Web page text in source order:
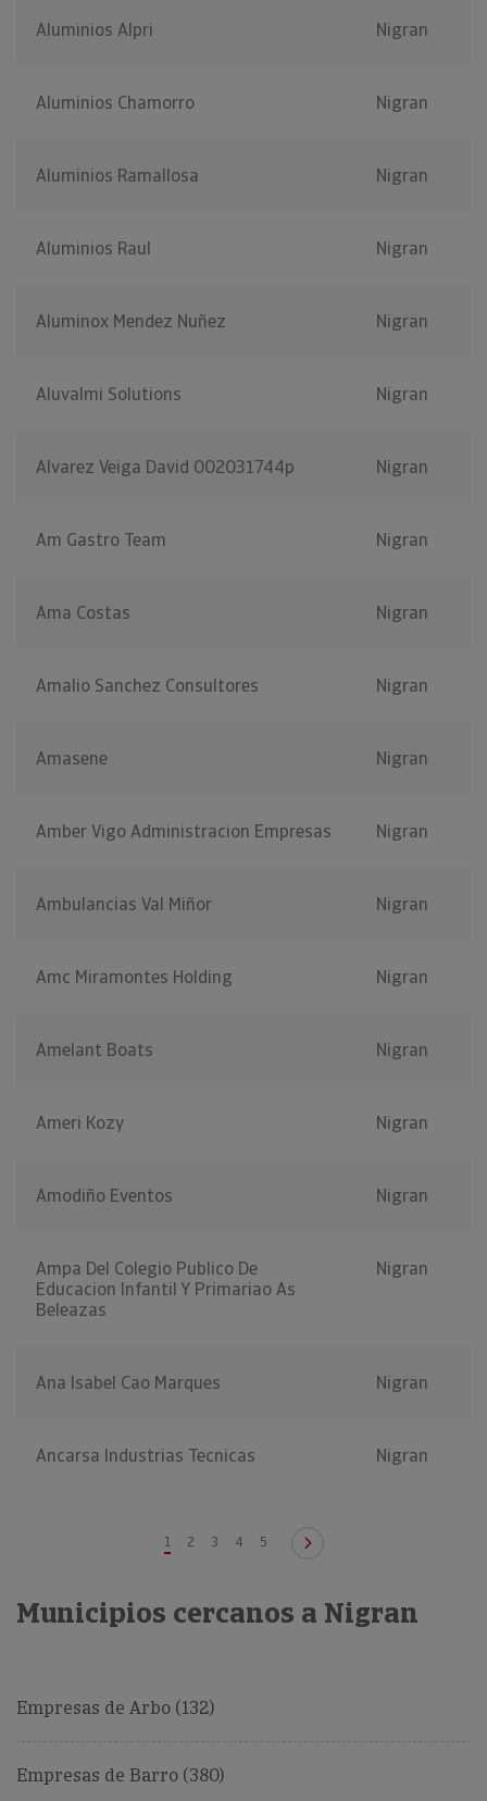
Aluminios Alpri Nigran
Aluminios Chamorro Nigran
Aluminios Ramallosa Nigran
Aluminios Raul Nigran
Aluminox Mendez Nuñez Nigran
Aluvalmi Solutions Nigran
Alvarez Veiga David 002031744p Nigran
Am Gastro Team Nigran
Ama Costas Nigran
Amalio Sanchez Consultores Nigran
Amasene Nigran
Amber Vigo Administracion Empresas Nigran
Ambulancias Val Miñor Nigran
Amc Miramontes Holding Nigran
Amelant Boats Nigran
Ameri Kozy Nigran
Amodiño Eventos Nigran
Ampa Del Colegio Publico De
Educacion Infantil Y Primariao As
Beleazas
Nigran
Ana Isabel Cao Marques Nigran
Ancarsa Industrias Tecnicas Nigran
1 2 3 4 5
Municipios cercanos a Nigran
Empresas de Arbo (132)
Empresas de Barro (380)